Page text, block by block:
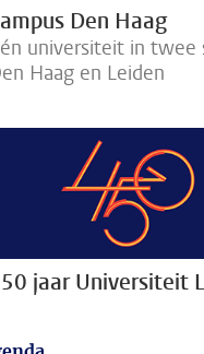
Den Haag
universiteit in twee
Haag en Leiden
jaar Universiteit